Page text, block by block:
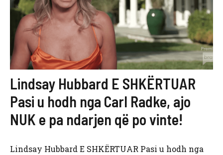
Lindsay Hubbard E SHKËRTUAR
Pasi u hodh nga Carl Radke, ajo
NUK e pa ndarjen që po vinte!
Lindsay Hubbard E SHKËRTUAR Pasi u hodh nga